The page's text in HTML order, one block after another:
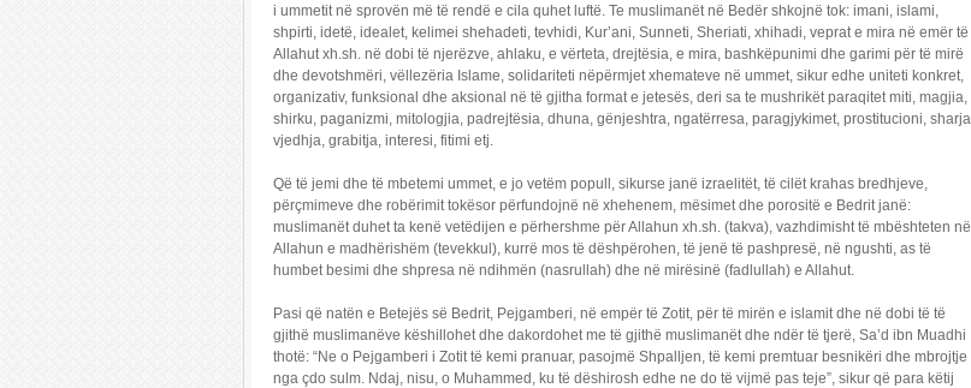
i ummetit në sprovën më të rendë e cila quhet luftë. Te muslimanët në Bedër shkojnë tok: imani, islami,
shpirti, idetë, idealet, kelimei shehadeti, tevhidi, Kur’ani, Sunneti, Sheriati, xhihadi, veprat e mira në emër të
Allahut xh.sh. në dobi të njerëzve, ahlaku, e vërteta, drejtësia, e mira, bashkëpunimi dhe garimi për të mirë
dhe devotshmëri, vëllezëria Islame, solidariteti nëpërmjet xhemateve në ummet, sikur edhe uniteti konkret,
organizativ, funksional dhe aksional në të gjitha format e jetesës, deri sa te mushrikët paraqitet miti, magjia,
shirku, paganizmi, mitologjia, padrejtësia, dhuna, gënjeshtra, ngatërresa, paragjykimet, prostitucioni, sharja,
vjedhja, grabitja, interesi, fitimi etj.
Që të jemi dhe të mbetemi ummet, e jo vetëm popull, sikurse janë izraelitët, të cilët krahas bredhjeve,
përçmimeve dhe robërimit tokësor përfundojnë në xhehenem, mësimet dhe porositë e Bedrit janë:
muslimanët duhet ta kenë vetëdijen e përhershme për Allahun xh.sh. (takva), vazhdimisht të mbështeten në
Allahun e madhërishëm (tevekkul), kurrë mos të dëshpërohen, të jenë të pashpresë, në ngushti, as të
humbet besimi dhe shpresa në ndihmën (nasrullah) dhe në mirësinë (fadlullah) e Allahut.
Pasi që natën e Betejës së Bedrit, Pejgamberi, në empër të Zotit, për të mirën e islamit dhe në dobi të të
gjithë muslimanëve këshillohet dhe dakordohet me të gjithë muslimanët dhe ndër të tjerë, Sa’d ibn Muadhi
thotë: “Ne o Pejgamberi i Zotit të kemi pranuar, pasojmë Shpalljen, të kemi premtuar besnikëri dhe mbrojtje
nga çdo sulm. Ndaj, nisu, o Muhammed, ku të dëshirosh edhe ne do të vijmë pas teje”, sikur që para këtij